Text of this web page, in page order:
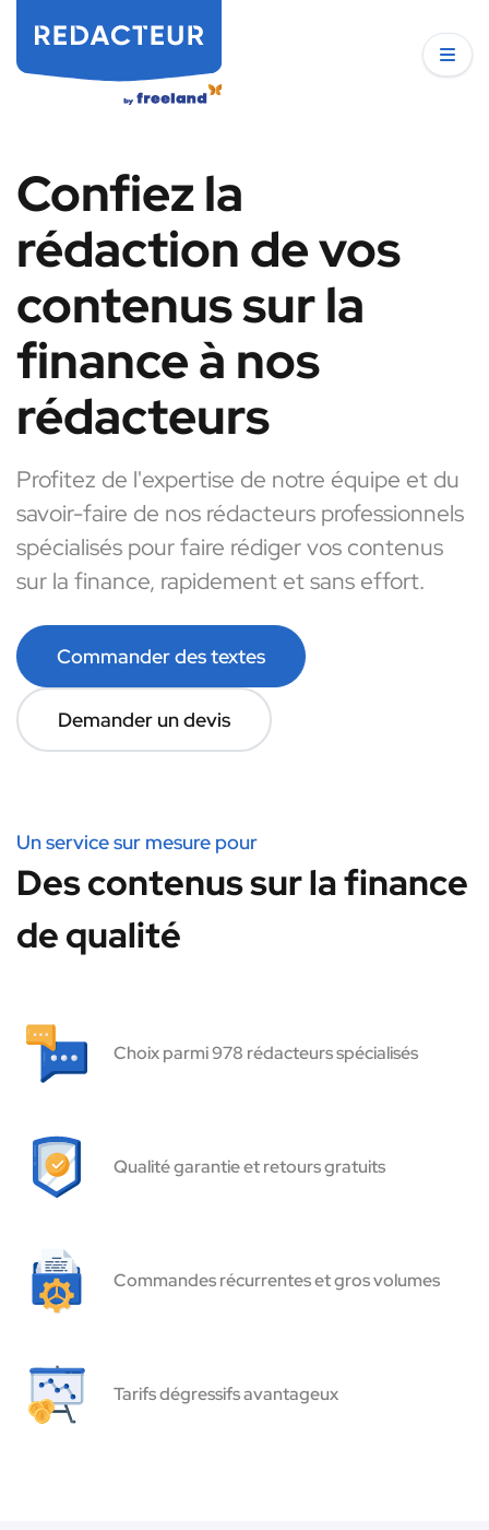
Confiez la
rédaction de vos
contenus sur la
finance à nos
rédacteurs
Profitez de l'expertise de notre équipe et du
savoir-faire de nos rédacteurs professionnels
spécialisés pour faire rédiger vos contenus
sur la finance, rapidement et sans effort.
Commander des textes
Demander un devis
Un service sur mesure pour
Des contenus sur la finance
de qualité
Choix parmi 978 rédacteurs spécialisés
Qualité garantie et retours gratuits
Commandes récurrentes et gros volumes
Tarifs dégressifs avantageux